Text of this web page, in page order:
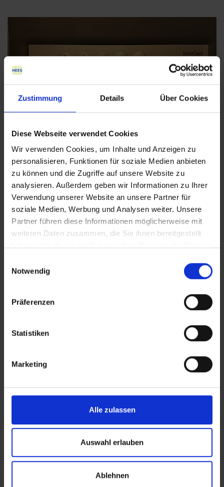
Zustimmung Details Über Cookies
Diese Webseite verwendet Cookies
Wir verwenden Cookies, um Inhalte und Anzeigen zu
personalisieren, Funktionen für soziale Medien anbieten
zu können und die Zugriffe auf unsere Website zu
analysieren. Außerdem geben wir Informationen zu Ihrer
Verwendung unserer Website an unsere Partner für
soziale Medien, Werbung und Analysen weiter. Unsere
Partner führen diese Informationen möglicherweise mit
weiteren Daten zusammen, die Sie ihnen bereitgestellt
Notwendig
Präferenzen
Statistiken
Marketing
Alle zulassen
Auswahl erlauben
Ablehnen
Wenn Sie noch offene Druckaufträge haben, können Sie
am Smart One Terminal zwischen Kopieren&Scannen oder
Drucken auswählen. Sind keine Druckjobs vorhanden,
öffnet sich direkt der Kopiermodus im Display.
Display am System
1 = s/w Kopie
3= Anzahl der Kopien